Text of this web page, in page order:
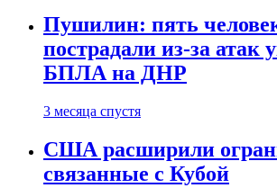
Пушилин: пять
пострадали из-за атак
БПЛА на ДНР
3 месяца спустя
США расширили
связанные с Кубой